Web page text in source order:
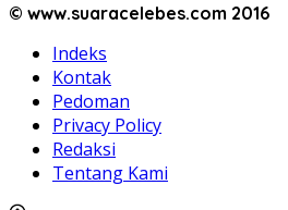
© www.suaracelebes.com 2016
Indeks
Kontak
Pedoman
Privacy Policy
Redaksi
Tentang Kami